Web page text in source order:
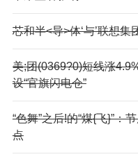
芯和半<导>体‘与’联想
美;团(0369?0)短线涨
设“官旗闪电仓”
“色舞”之后!的“煤{飞}”：
点